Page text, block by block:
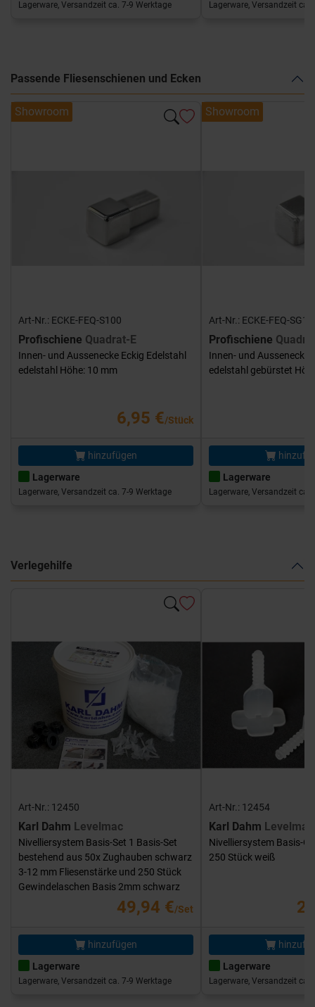
Lagerware, Versandzeit ca. 7-9 Werktage Lagerware, Versandzeit ca.
Passende Fliesenschienen und Ecken
Showroom
Art-Nr.: ECKE-FEQ-S100
Profischiene Quadrat-E
Innen- und Aussenecke Eckig Edelstahl
edelstahl Höhe: 10 mm
6,95 €/Stück
hinzufügen
Lagerware
Lagerware, Versandzeit ca. 7-9 Werktage
Showroom
Art-Nr.: ECKE-FEQ-
Profischiene
Innen- und Aussenecke
edelstahl gebürstet
Lagerware
Lagerware, Versandzeit ca.
Verlegehilfe
Art-Nr.: 12450
Karl Dahm Levelmac
Nivelliersystem Basis-Set 1 Basis-Set
bestehend aus 50x Zughauben schwarz
3-12 mm Fliesenstärke und 250 Stück
Gewindelaschen Basis 2mm schwarz
49,94 €/Set
hinzufügen
Lagerware
Lagerware, Versandzeit ca. 7-9 Werktage
Art-Nr.: 12454
Karl Dahm Levelmac
Nivelliersystem Basis-
250 Stück weiß
Lagerware
Lagerware, Versandzeit ca.